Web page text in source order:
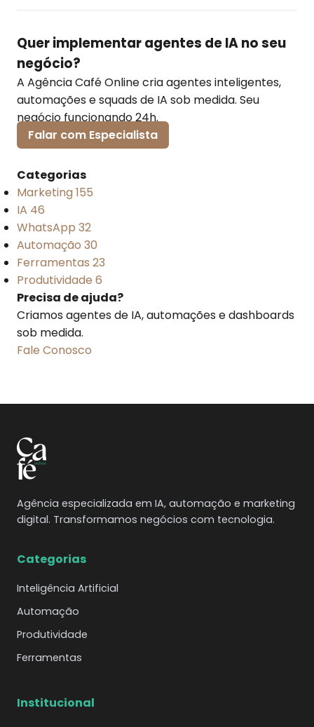
Quer implementar agentes de IA no seu
negócio?
A Agência Café Online cria agentes inteligentes,
automações e squads de IA sob medida. Seu
negócio funcionando 24h.
Falar com Especialista
Categorias
Marketing 155
IA 46
WhatsApp 32
Automação 30
Ferramentas 23
Produtividade 6
Precisa de ajuda?
Criamos agentes de IA, automações e dashboards
sob medida.
Fale Conosco
Agência especializada em IA, automação e marketing
digital. Transformamos negócios com tecnologia.
Categorias
Inteligência Artificial
Automação
Produtividade
Ferramentas
Institucional